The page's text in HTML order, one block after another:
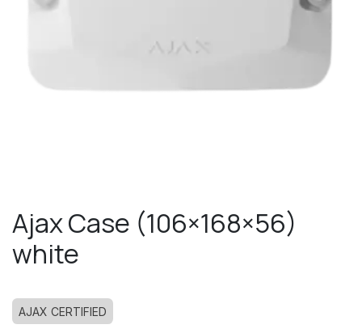
Ajax Case (106×168×56)
white
AJAX CERTIFIED